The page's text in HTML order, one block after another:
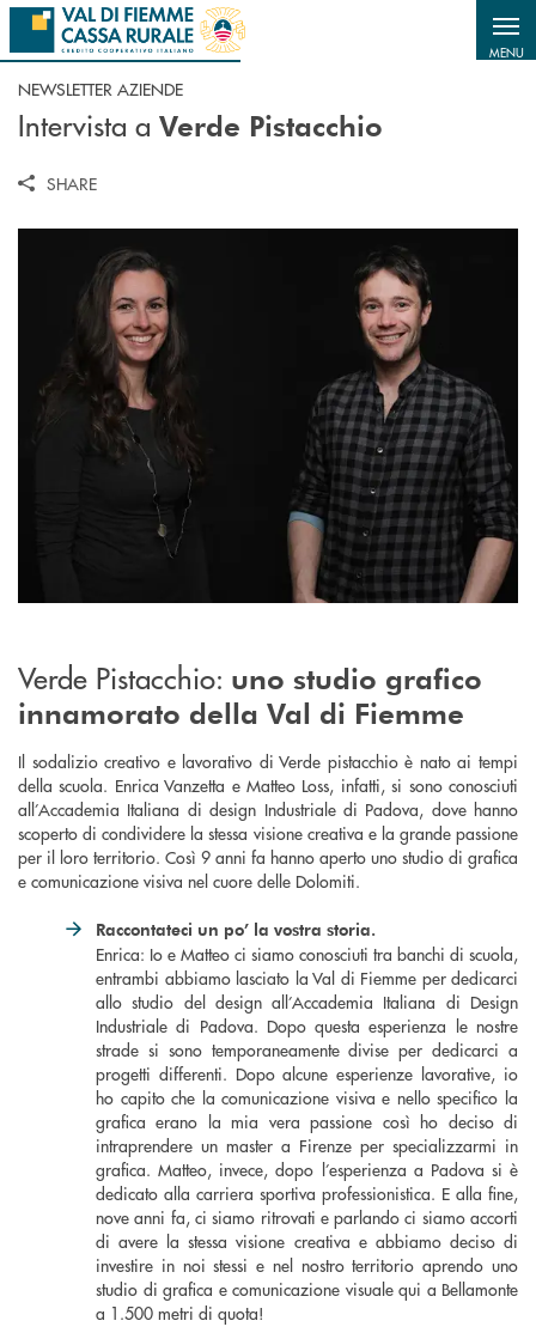
Salta al contenuto principale
MENU
NEWSLETTER AZIENDE
Intervista a Verde Pistacchio
SHARE
Verde Pistacchio: uno studio grafico
innamorato della Val di Fiemme
Il sodalizio creativo e lavorativo di Verde pistacchio è nato ai tempi
della scuola. Enrica Vanzetta e Matteo Loss, infatti, si sono conosciuti
all’Accademia Italiana di design Industriale di Padova, dove hanno
scoperto di condividere la stessa visione creativa e la grande passione
per il loro territorio. Così 9 anni fa hanno aperto uno studio di grafica
e comunicazione visiva nel cuore delle Dolomiti.
Raccontateci un po’ la vostra storia.
Enrica: Io e Matteo ci siamo conosciuti tra banchi di scuola,
entrambi abbiamo lasciato la Val di Fiemme per dedicarci
allo studio del design all’Accademia Italiana di Design
Industriale di Padova. Dopo questa esperienza le nostre
strade si sono temporaneamente divise per dedicarci a
progetti differenti. Dopo alcune esperienze lavorative, io
ho capito che la comunicazione visiva e nello specifico la
grafica erano la mia vera passione così ho deciso di
intraprendere un master a Firenze per specializzarmi in
grafica. Matteo, invece, dopo l’esperienza a Padova si è
dedicato alla carriera sportiva professionistica. E alla fine,
nove anni fa, ci siamo ritrovati e parlando ci siamo accorti
di avere la stessa visione creativa e abbiamo deciso di
investire in noi stessi e nel nostro territorio aprendo uno
studio di grafica e comunicazione visuale qui a Bellamonte
a 1.500 metri di quota!